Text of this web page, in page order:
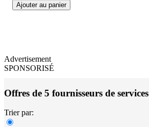
Ajouter au panier
Advertisement
SPONSORISÉ
Offres de 5 fournisseurs de services
Trier par: